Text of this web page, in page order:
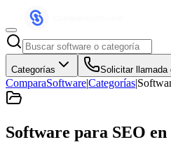
Categorías Solicitar llamada
ComparaSoftware|Categorías|
Software para SEO en